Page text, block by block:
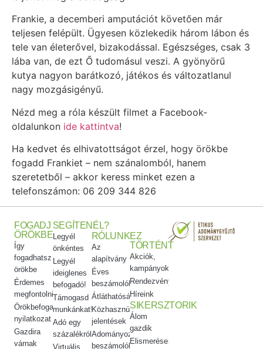
Frankie, a decemberi amputációt követően már
teljesen felépült. Ügyesen közlekedik három lábon és
tele van életerővel, bizakodással. Egészséges, csak 3
lába van, de ezt Ő tudomásul veszi. A gyönyörű
kutya nagyon barátkozó, játékos és változatlanul
nagy mozgásigényű.
Nézd meg a róla készült filmet a Facebook-
oldalunkon ide kattintva!
Ha kedvet és elhivatottságot érzel, hogy örökbe
fogadd Frankiet – nem szánalomból, hanem
szeretetből – akkor keress minket ezen a
telefonszámon: 06 209 344 826
FOGADJ
ÖRÖKBE
Így
fogadhatsz
örökbe
Érdemes
megfontolni
Örökbefogadói
nyilatkozat
Gazdira
várnak
SEGÍTENÉL?
Legyél
önkéntes
Legyél
ideiglenes
befogadó!
Támogasd
munkánkat!
Adó egy
százalékról
Virtuális
RÓLUNK
Az
alapítvány
Éves
beszámolók
Átláthatóság
Közhasznúsági
jelentések
Adományozási
beszámolók
EZ
TÖRTÉNT
Akciók,
kampányok
Rendezvényeink
Híreink
SIKERSZTORIK
Álom
gazdik
Elismeréseink